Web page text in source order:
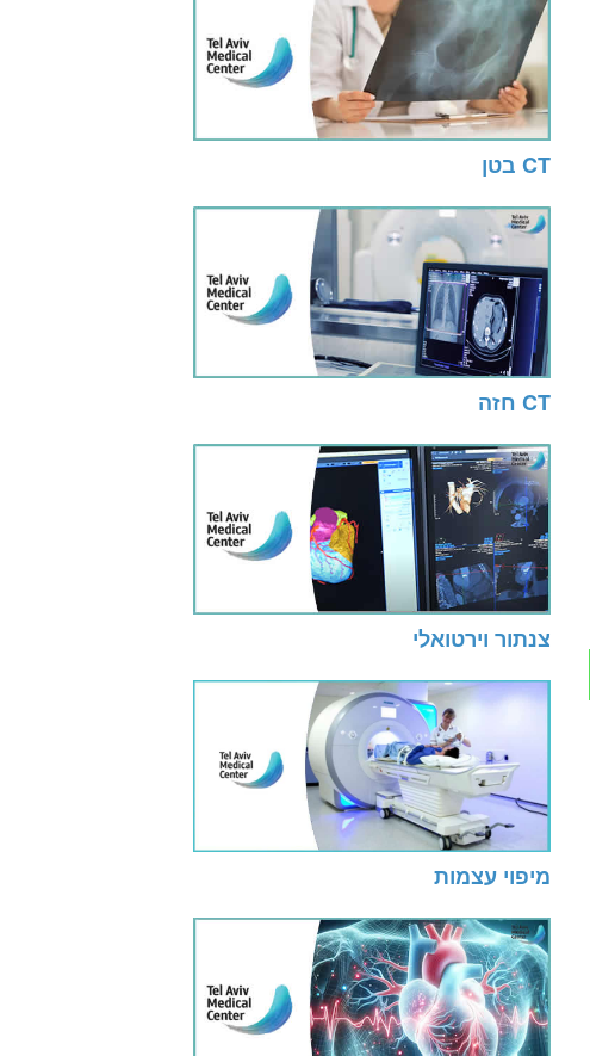
CT בטן
CT חזה
צנתור וירטואלי
מיפוי עצמות